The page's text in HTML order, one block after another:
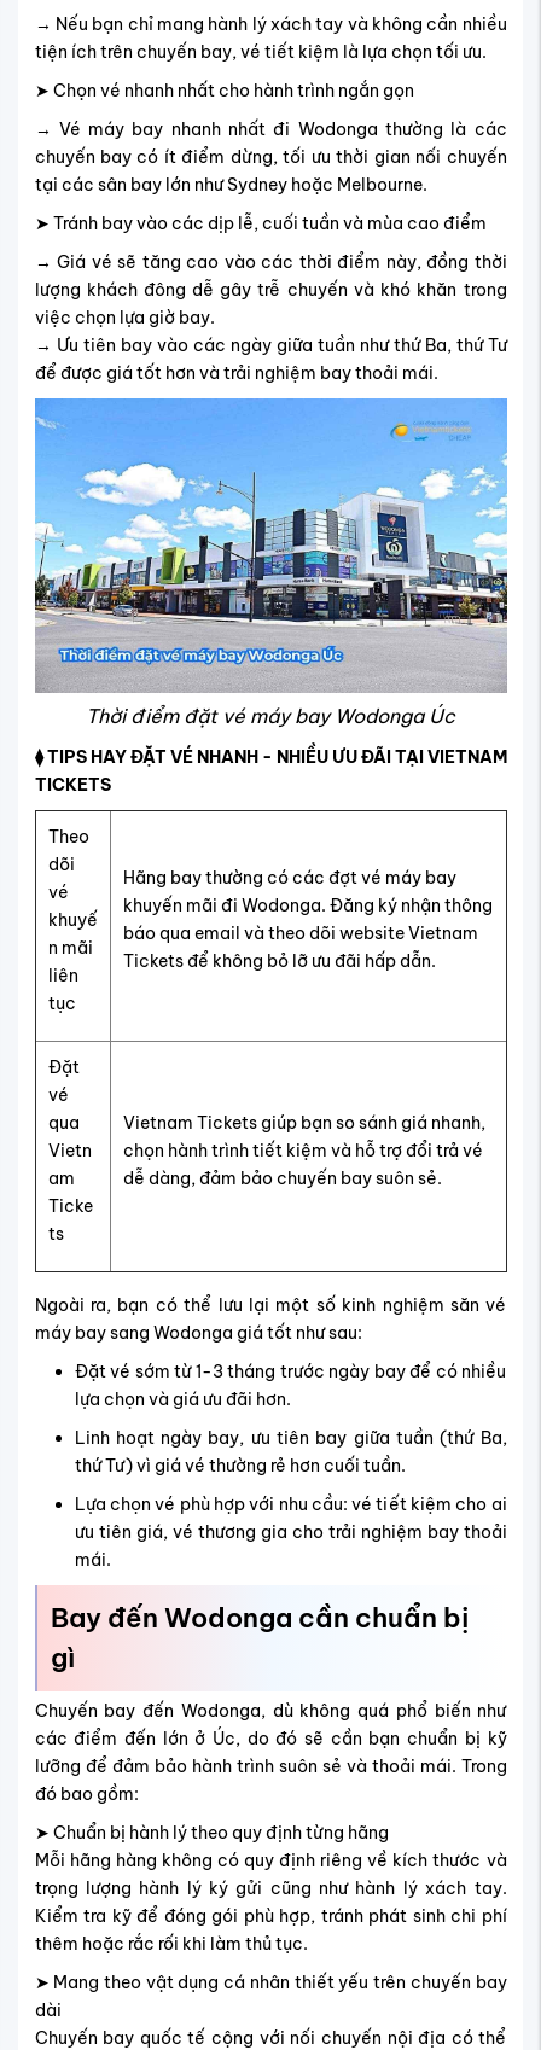
→ Nếu bạn chỉ mang hành lý xách tay và không cần nhiều
tiện ích trên chuyến bay, vé tiết kiệm là lựa chọn tối ưu.
➤ Chọn vé nhanh nhất cho hành trình ngắn gọn
→ Vé máy bay nhanh nhất đi Wodonga thường là các
chuyến bay có ít điểm dừng, tối ưu thời gian nối chuyến
tại các sân bay lớn như Sydney hoặc Melbourne.
➤ Tránh bay vào các dịp lễ, cuối tuần và mùa cao điểm
→ Giá vé sẽ tăng cao vào các thời điểm này, đồng thời
lượng khách đông dễ gây trễ chuyến và khó khăn trong
việc chọn lựa giờ bay.
→ Ưu tiên bay vào các ngày giữa tuần như thứ Ba, thứ Tư
để được giá tốt hơn và trải nghiệm bay thoải mái.
Thời điểm đặt vé máy bay Wodonga Úc
⧫ TIPS HAY ĐẶT VÉ NHANH - NHIỀU ƯU ĐÃI TẠI VIETNAM
TICKETS
Theo
dõi
vé
khuyế
n mãi
liên
tục
Hãng bay thường có các đợt vé máy bay
khuyến mãi đi Wodonga. Đăng ký nhận thông
báo qua email và theo dõi website Vietnam
Tickets để không bỏ lỡ ưu đãi hấp dẫn.
Đặt
vé
qua
Vietn
am
Ticke
ts
Vietnam Tickets giúp bạn so sánh giá nhanh,
chọn hành trình tiết kiệm và hỗ trợ đổi trả vé
dễ dàng, đảm bảo chuyến bay suôn sẻ.
Ngoài ra, bạn có thể lưu lại một số kinh nghiệm săn vé
máy bay sang Wodonga giá tốt như sau:
Đặt vé sớm từ 1-3 tháng trước ngày bay để có nhiều
lựa chọn và giá ưu đãi hơn.
Linh hoạt ngày bay, ưu tiên bay giữa tuần (thứ Ba,
thứ Tư) vì giá vé thường rẻ hơn cuối tuần.
Lựa chọn vé phù hợp với nhu cầu: vé tiết kiệm cho ai
ưu tiên giá, vé thương gia cho trải nghiệm bay thoải
mái.
Bay đến Wodonga cần chuẩn bị
gì
Chuyến bay đến Wodonga, dù không quá phổ biến như
các điểm đến lớn ở Úc, do đó sẽ cần bạn chuẩn bị kỹ
lưỡng để đảm bảo hành trình suôn sẻ và thoải mái. Trong
đó bao gồm:
➤ Chuẩn bị hành lý theo quy định từng hãng
Mỗi hãng hàng không có quy định riêng về kích thước và
trọng lượng hành lý ký gửi cũng như hành lý xách tay.
Kiểm tra kỹ để đóng gói phù hợp, tránh phát sinh chi phí
thêm hoặc rắc rối khi làm thủ tục.
➤ Mang theo vật dụng cá nhân thiết yếu trên chuyến bay
dài
Chuyến bay quốc tế cộng với nối chuyến nội địa có thể